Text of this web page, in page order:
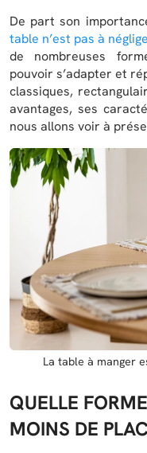
De part son
table n’est pas à
de nombreuses
pouvoir s’adapter et
classiques,
avantages, ses
nous allons voir à
La table à manger
QUELLE
MOINS DE